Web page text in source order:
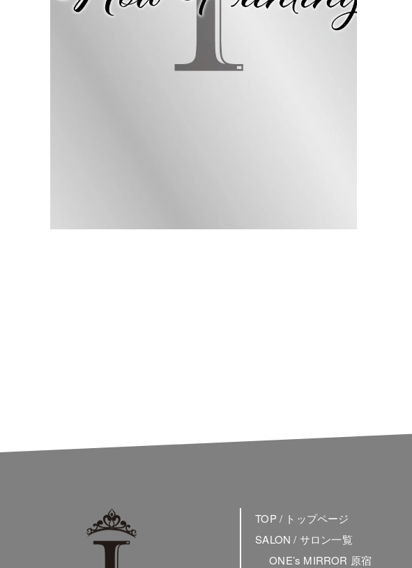
TOP / トップページ
SALON / サロン一覧
ONE’s MIRROR 原宿